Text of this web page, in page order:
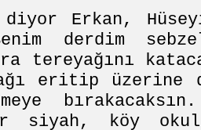
diyor Erkan,
derdim
tereyağını
eritip üzerine
siyah, köy